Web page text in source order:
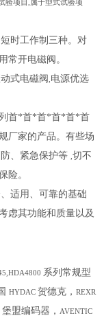
验项目,属于型式试验项
时工作制三种。对
常开电磁阀。
式电磁阀 电源优选
首*首*首*首*首*首
厂家的产品。有些场
、紧急保护等 ,切不
险。
适用、可靠的基础
虑其功能和质量以及
系列常规型
HYDAC贺德克，REXR
堡盟编码器，AVENTIC